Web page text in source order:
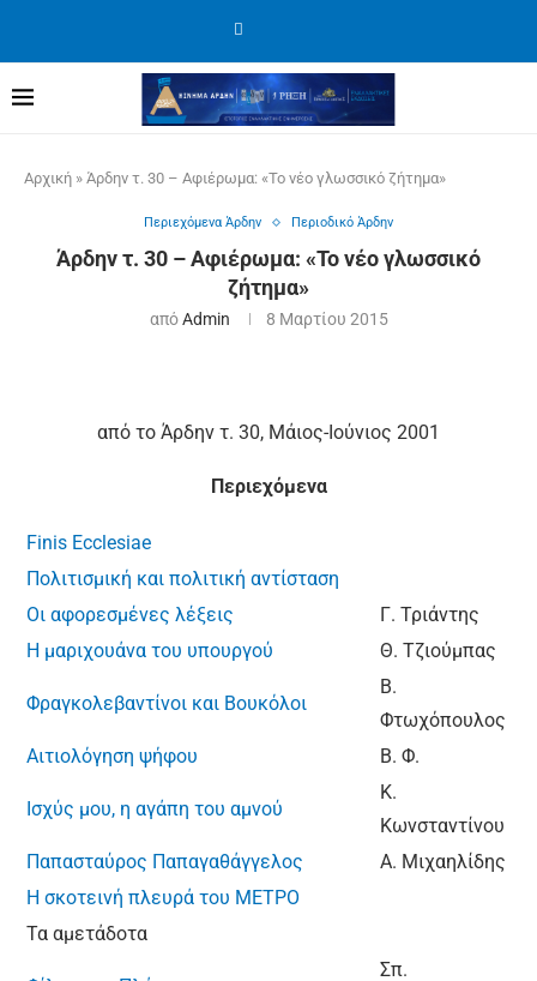
Αρχική » Άρδην τ. 30 – Αφιέρωμα: «Το νέο γλωσσικό ζήτημα»
Περιεχόμενα Άρδην Περιοδικό Άρδην
Άρδην τ. 30 – Αφιέρωμα: «Το νέο γλωσσικό
ζήτημα»
απόAdmin 8 Μαρτίου 2015
από το Άρδην τ. 30, Μάιος-Ιούνιος 2001
Περιεχόμενα
Finis Ecclesiae
Πολιτισμική και πολιτική αντίσταση
Οι αφορεσμένες λέξεις
Γ. Τριάντης
Η μαριχουάνα του υπουργού
Θ. Τζιούμπας
Φραγκολεβαντίνοι και Βουκόλοι
Β.
Φτωχόπουλος
Αιτιολόγηση ψήφου
Β. Φ.
Ισχύς μου, η αγάπη του αμνού
Κ.
Κωνσταντίνου
Παπασταύρος Παπαγαθάγγελος
Α. Μιχαηλίδης
Η σκοτεινή πλευρά του ΜΕΤΡΟ
Τα αμετάδοτα
Σπ.